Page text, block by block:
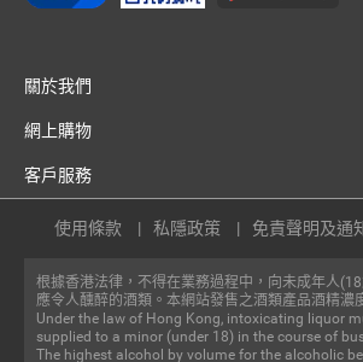
關於我們
網上購物
客戶服務
根據香港法律，不得在業務過程中，向未成年人
應令人醺醉的酒類。本網站發售之酒類產品酒精濃
Under the law of Hong Kong, intoxicating liquor
supplied to a minor (under 18) in the course of
The highest alcohol by volume for the alcoholic
使用條款 私隱政策 免責聲明及通